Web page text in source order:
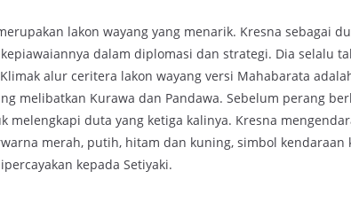
lakon wayang yang menarik. Kresna sebagai
dalam diplomasi dan strategi. Dia selalu
alur ceritera lakon wayang versi Mahabarata
melibatkan Kurawa dan Pandawa. Sebelum perang
melengkapi duta yang ketiga kalinya. Kresna
merah, putih, hitam dan kuning, simbol kendaraan
kepada Setiyaki.